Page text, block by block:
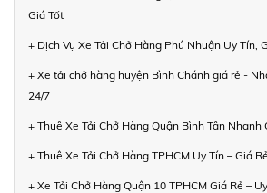
Giá Tốt
+ Dịch Vụ Xe Tải Chở Hàng Phú Nhuận Uy Tín,
+ Xe tải chở hàng huyện Bình Chánh giá rẻ -
24/7
+ Thuê Xe Tải Chở Hàng Quận Bình Tân Nhanh
+ Thuê Xe Tải Chở Hàng TPHCM Uy Tín – Giá
+ Xe Tải Chở Hàng Quận 10 TPHCM Giá Rẻ –